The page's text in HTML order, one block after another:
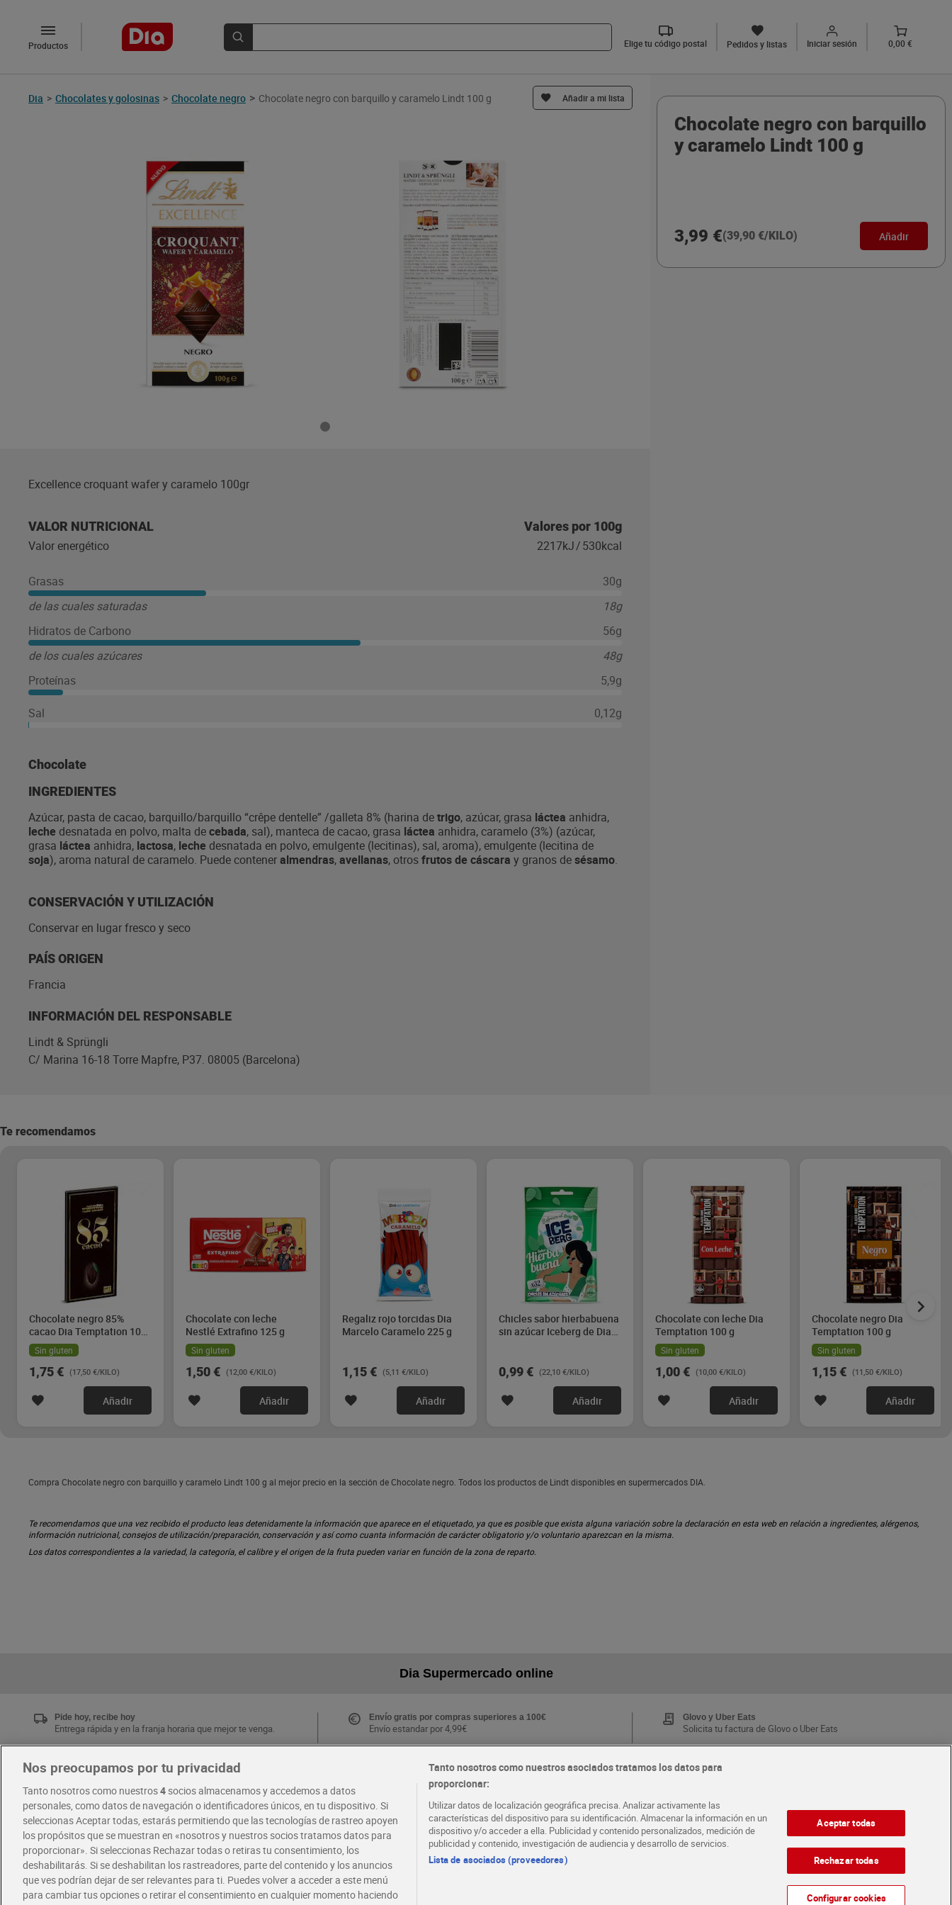
Productos Elige tu código postal Pedidos y listas Iniciar sesión 0,00 €
Dia > Chocolates y golosinas > Chocolate negro > Chocolate negro con barquillo y caramelo Lindt 100 g Añadir a mi lista
Excellence croquant wafer y caramelo 100gr
VALOR NUTRICIONAL Valores por 100g
Valor energético 2217kJ/530kcal
Grasas
30g
de las cuales saturadas
18g
Hidratos de Carbono
56g
de los cuales azúcares
48g
Proteínas
5,9g
Sal 0,12g
Chocolate
INGREDIENTES
Azúcar, pasta de cacao, barquillo/barquillo “crêpe dentelle” /galleta 8% (harina detrigo, azúcar, grasa láctea anhidra,
leche desnatada en polvo, malta decebada, sal), manteca de cacao, grasa láctea anhidra, caramelo (3%) (azúcar,
grasa láctea anhidra, lactosa, leche desnatada en polvo, emulgente (lecitinas), sal, aroma), emulgente (lecitina de
soja), aroma natural de caramelo. Puede conteneralmendras,avellanas, otrosfrutos de cáscara y granos desésamo.
CONSERVACIÓN Y UTILIZACIÓN
Conservar en lugar fresco y seco
PAÍS ORIGEN
Francia
INFORMACIÓN DEL RESPONSABLE
Lindt & Sprüngli
C/ Marina 16-18 Torre Mapfre, P37. 08005 (Barcelona)
Chocolate negro con barquillo
y caramelo Lindt 100 g
3,99 €(39,90 €/KILO) Añadir
Te recomendamos
Chocolate negro 85%
cacao Dia Temptation 100
gSin gluten
1,75 € (17,50 €/KILO)
Añadir
Chocolate con leche
Nestlé Extrafino 125 g
Sin gluten
1,50 € (12,00 €/KILO)
Añadir
Regaliz rojo torcidas Dia
Marcelo Caramelo 225 g
1,15 € (5,11 €/KILO)
Añadir
Chicles sabor hierbabuena
sin azúcar Iceberg de Dia
0,99 € (22,10 €/KILO)
Añadir
Chocolate con leche Dia
Temptation 100 g
Sin gluten
1,00 € (10,00 €/KILO)
Añadir
Chocolate negro Dia
Temptation 100 g
Sin gluten
1,15 € (11,50 €/KILO)
Añadir
Compra Chocolate negro con barquillo y caramelo Lindt 100 g al mejor precio en la sección de Chocolate negro. Todos los productos de Lindt disponibles en supermercados DIA.
Te recomendamos que una vez recibido el producto leas detenidamente la información que aparece en el etiquetado, ya que es posible que exista alguna variación sobre la declaración en esta web en relación a ingredientes, alérgenos,
información nutricional, consejos de utilización/preparación, conservación y así como cuanta información de carácter obligatorio y/o voluntario aparezcan en la misma.
Los datos correspondientes a la variedad, la categoría, el calibre y el origen de la fruta pueden variar en función de la zona de reparto.
Dia Supermercado online
Pide hoy, recibe hoy
Entrega rápida y en la franja horaria que mejor te venga.
Envío gratis por compras superiores a 100€
Envío estandar por 4,99€
Glovo y Uber Eats
Solicita tu factura de Glovo o Uber Eats
Disfruta las ventajas y ofertas exclusivas.
Descárgate la APP Dia
Folletos y Tiendas
cercana
¡Solicita tu tarjeta de crédito aquí!
RECETAS · COMER MEJOR CADA DIA · EMPLEO
Nos preocupamos por tu privacidad
Tanto nosotros como nuestros4socios almacenamos y accedemos a datos
personales, como datos de navegación o identificadores únicos, en tu dispositivo. Si
seleccionas Aceptar todas, estarás permitiendo que las tecnologías de rastreo apoyen
los propósitos que se muestran en «nosotros y nuestros socios tratamos datos para
proporcionar». Si seleccionas Rechazar todas o retiras tu consentimiento, los
deshabilitarás. Si se deshabilitan los rastreadores, parte del contenido y los anuncios
que ves podrían dejar de ser relevantes para ti. Puedes volver a acceder a este menú
para cambiar tus opciones o retirar el consentimiento en cualquier momento haciendo
Tanto nosotros como nuestros asociados tratamos los datos para
proporcionar:
Utilizar datos de localización geográfica precisa. Analizar activamente las
características del dispositivo para su identificación. Almacenar la información en un
dispositivo y/o acceder a ella. Publicidad y contenido personalizados, medición de
publicidad y contenido, investigación de audiencia y desarrollo de servicios.
Lista de asociados (proveedores)
Aceptar todas
Rechazar todas
Configurar cookies